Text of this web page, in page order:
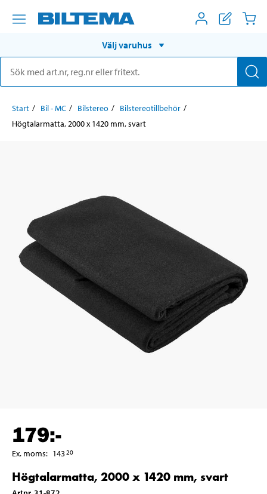
Välj varuhus
Start Bil - MC Bilstereo
Bilstereotillbehör
Högtalarmatta, 2000 x 1420 mm, svart
179:-
Ex. moms: 14320
Högtalarmatta, 2000 x 1420 mm, svart